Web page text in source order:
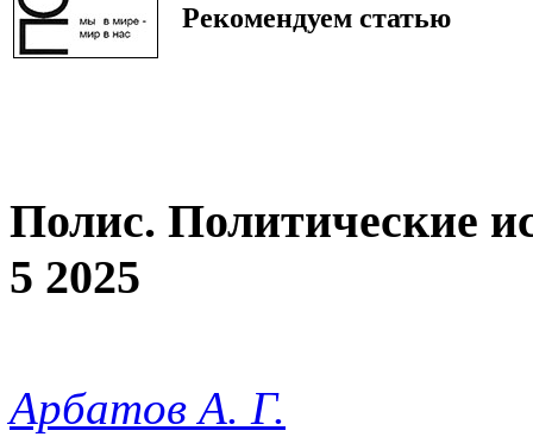
Рекомендуем статью
Полис. Политические
5 2025
Арбатов А. Г.